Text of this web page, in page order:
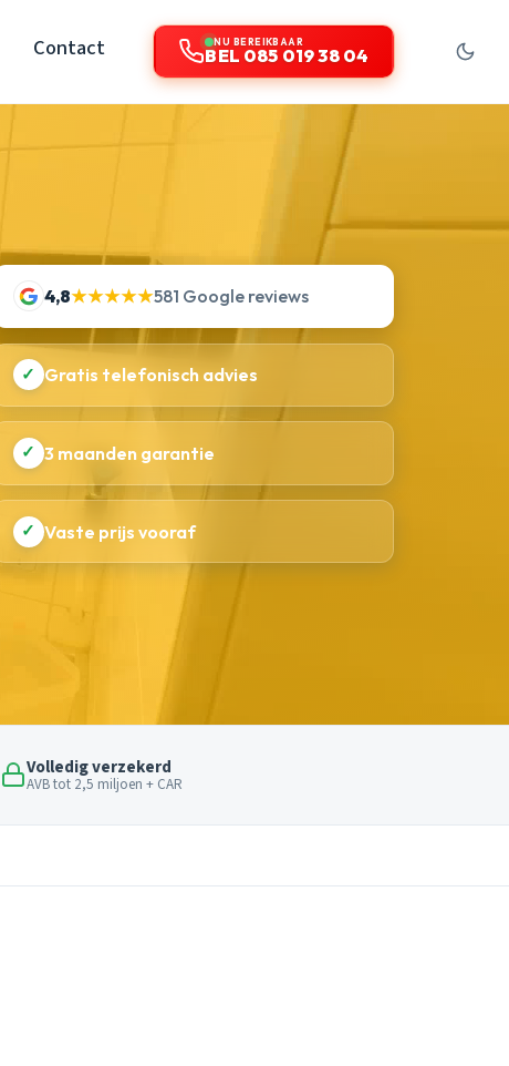
Contact NU BEREIKBAAR
BEL 085 019 38 04
4,8★★★★★581 Google reviews
✓ Gratis telefonisch advies
✓ 3 maanden garantie
✓ Vaste prijs vooraf
Volledig verzekerd
AVB tot 2,5 miljoen + CAR